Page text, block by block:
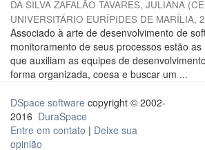
DA SILVA ZAFALÃO TAVARES, JULIANA (
UNIVERSITÁRIO EURÍPIDES DE MARÍLIA,
Associado à arte de desenvolvimento de
monitoramento de seus processos estão
que auxiliam as equipes de
forma organizada, coesa e buscar um ...
DSpace software copyright © 2002-
2016 DuraSpace
Entre em contato | Deixe sua
opinião